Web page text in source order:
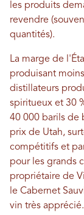
les produits
revendre
quantités).
La marge de
produisant
distillateurs
spiritueux et 30
40 000 barils de
prix de Utah,
compétitifs et
pour les grands
propriétaire de
le Cabernet
vin très